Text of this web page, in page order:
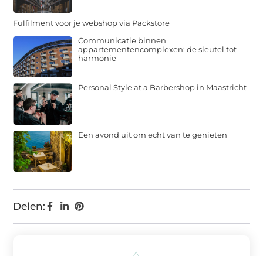
Delen:
Fulfilment voor je webshop via Packstore
Communicatie binnen
appartementencomplexen: de sleutel tot
harmonie
Personal Style at a Barbershop in Maastricht
Een avond uit om echt van te genieten